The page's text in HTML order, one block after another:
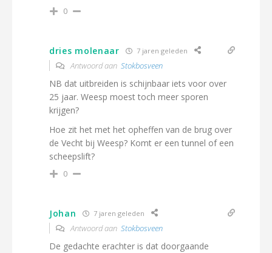
0
dries molenaar 7 jaren geleden
Antwoord aan Stokbosveen
NB dat uitbreiden is schijnbaar iets voor over
25 jaar. Weesp moest toch meer sporen
krijgen?
Hoe zit het met het opheffen van de brug over
de Vecht bij Weesp? Komt er een tunnel of een
scheepslift?
0
Johan 7 jaren geleden
Antwoord aan Stokbosveen
De gedachte erachter is dat doorgaande